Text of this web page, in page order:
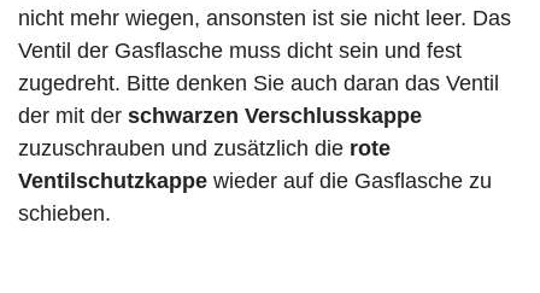
nicht mehr wiegen, ansonsten ist sie nicht leer. Das
Ventil der Gasflasche muss dicht sein und fest
zugedreht. Bitte denken Sie auch daran das Ventil
der mit der schwarzen Verschlusskappe
zuzuschrauben und zusätzlich die rote
Ventilschutzkappe wieder auf die Gasflasche zu
schieben.